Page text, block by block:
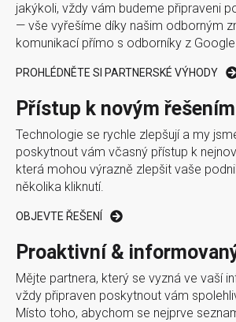
jakýkoli, vždy vám budeme připraveni
— vše vyřešíme díky našim odborným
komunikací přímo s odborníky z
PROHLÉDNĚTE SI PARTNERSKÉ VÝHODY
Přístup k novým řešením
Technologie se rychle zlepšují a my
poskytnout vám včasný přístup k
která mohou výrazně zlepšit vaše
několika kliknutí.
OBJEVTE ŘEŠENÍ
Proaktivní &
Mějte partnera, který se vyzná ve vaší
vždy připraven poskytnout vám
Místo toho, abychom se nejprve